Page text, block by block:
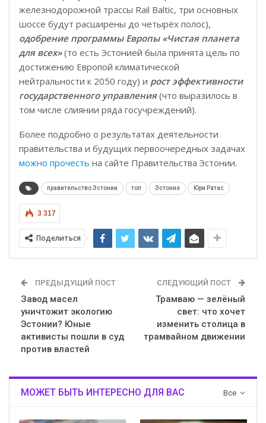
железнодорожной трассы Rail Baltic, три основных
шоссе будут расширены до четырёх полос),
одобрение программы Европы «Чистая планета
для всех»(то есть Эстонией была принята цель по
достижению Европой климатической
нейтральности к 2050 году) и рост эффективности
государственного управления(что выразилось в
том числе слиянии ряда госучреждений).
Более подробно о результатах деятельности
правительства и будущих первоочередных задачах
можно прочесть на сайте Правительства Эстонии.
правительство Эстонии топ Эстония Юри Ратас
3 317
Поделиться
ПРЕДЫДУЩИЙ ПОСТ
Завод масел
уничтожит экологию
Эстонии? Юные
активисты пошли в суд
против властей
СЛЕДУЮЩИЙ ПОСТ
Трамваю — зелёный
свет: что хочет
изменить столица в
трамвайном движении
Все
МОЖЕТ БЫТЬ ИНТЕРЕСНО ДЛЯ ВАС